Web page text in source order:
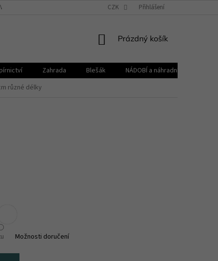
VŠEOBECNÉ OBCHODNÍ PODMÍNKY REKLAMAČNÍ ŘÁD
CZK Přihlášení
NÁKUPNÍ
Prázdný košík
Zahrada Blešák
NÁDOBÍ a náhradní díly KELOmat
různé délky
Možnosti doručení